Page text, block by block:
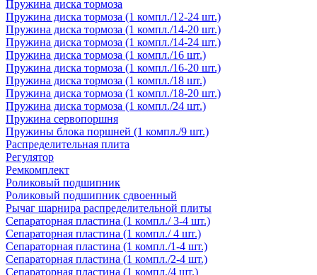
Пружина диска тормоза
Пружина диска тормоза (1 компл./12-24 шт.)
Пружина диска тормоза (1 компл./14-20 шт.)
Пружина диска тормоза (1 компл./14-24 шт.)
Пружина диска тормоза (1 компл./16 шт.)
Пружина диска тормоза (1 компл./16-20 шт.)
Пружина диска тормоза (1 компл./18 шт.)
Пружина диска тормоза (1 компл./18-20 шт.)
Пружина диска тормоза (1 компл./24 шт.)
Пружина сервопоршня
Пружины блока поршней (1 компл./9 шт.)
Распределительная плита
Регулятор
Ремкомплект
Роликовый подшипник
Роликовый подшипник сдвоенный
Рычаг шарнира распределительной плиты
Сепараторная пластина (1 компл./ 3-4 шт.)
Сепараторная пластина (1 компл./ 4 шт.)
Сепараторная пластина (1 компл./1-4 шт.)
Сепараторная пластина (1 компл./2-4 шт.)
Сепараторная пластина (1 компл./4 шт.)